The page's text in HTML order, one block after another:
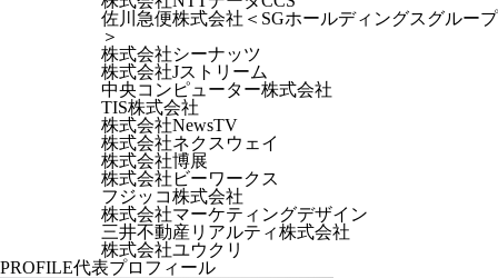
佐川急便株式会社＜SGホールディングスグループ
＞
株式会社シーナッツ
株式会社Jストリーム
中央コンピューター株式会社
TIS株式会社
株式会社NewsTV
株式会社ネクスウェイ
株式会社博展
株式会社ビーワークス
フジッコ株式会社
株式会社マーケティングデザイン
三井不動産リアルティ株式会社
株式会社ユウクリ
PROFILE代表プロフィール